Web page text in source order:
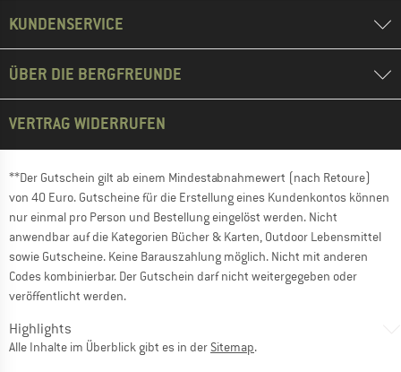
KUNDENSERVICE
ÜBER DIE BERGFREUNDE
VERTRAG WIDERRUFEN
**Der Gutschein gilt ab einem Mindestabnahmewert (nach Retoure)
von 40 Euro. Gutscheine für die Erstellung eines Kundenkontos können
nur einmal pro Person und Bestellung eingelöst werden. Nicht
anwendbar auf die Kategorien Bücher & Karten, Outdoor Lebensmittel
sowie Gutscheine. Keine Barauszahlung möglich. Nicht mit anderen
Codes kombinierbar. Der Gutschein darf nicht weitergegeben oder
veröffentlicht werden.
Highlights
Alle Inhalte im Überblick gibt es in der Sitemap.